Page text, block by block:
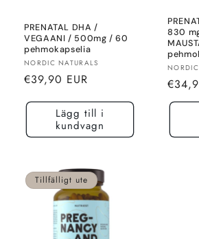
PRENATAL DHA /
VEGAANI / 500mg / 60
pehmokapselia
Säljare:
NORDIC NATURALS
Normalt
€39,90 EUR
Lägg till i
kundvagn
830
pris
Tillfälligt ute